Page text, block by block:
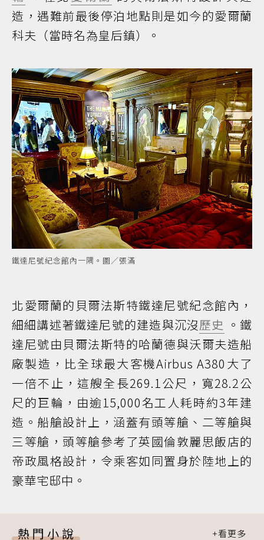
造，遇難前最後停泊地點則是如今的愛爾蘭
科夫（當時名為皇后鎮）。
鐵達尼號紀念館內一隅。圖／張滿
北愛爾蘭的貝爾法斯特鐵達尼號紀念館內，
細細講述著鐵達尼號的建造與沉沒歷史 。鐵
達尼號由貝爾法斯特的哈蘭德與沃爾夫造船
廠製造，比全球最大客機Airbus A380大了
一倍不止，這艘全長269.1公尺，寬28.2公
尺的巨輪，由逾15,000名工人耗時約3年建
造。船艙設計上，涵蓋有頭等艙、二等艙與
三等艙，頭等艙參考了英國倫敦麗思飯店的
帝政風格設計，令乘客如同置身於陸地上的
豪華宅邸中。
熱門小說